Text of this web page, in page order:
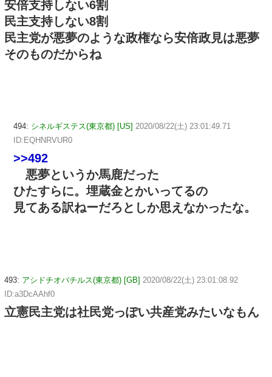
安倍支持しない6割
民主支持しない8割
民主党が悪夢のような政権なら安倍政見は悪夢
そのものだからね
494: シネルギステス(東京都) [US] 2020/08/22(土) 23:01:49.71
ID:EQHNRVUR0
>>492
悪夢というか馬鹿だった
ひたすらに。埋蔵金とかいってるの
見てある訳ねーだろとしか思えなかったな。
493: アシドチオバチルス(東京都) [GB] 2020/08/22(土) 23:01:08.92
ID:a3DcAAhf0
立憲民主党は社民党っぽい共産党みたいなもん